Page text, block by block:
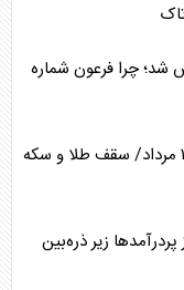
شد؛ چرا فرعون شماره
آخرین قیمت طلا و سکه امروز چهارشنبه ۱۴ مرداد/ سقف طلا و سکه
زیر ذره‌بین